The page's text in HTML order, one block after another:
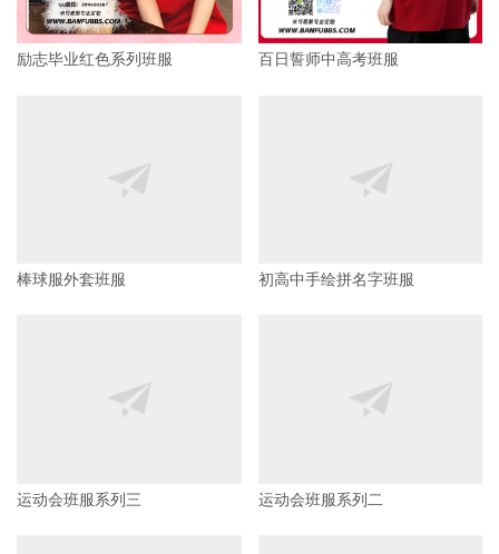
励志毕业红色系列班服 百日誓师中高考班服
棒球服外套班服 初高中手绘拼名字班服
运动会班服系列三 运动会班服系列二